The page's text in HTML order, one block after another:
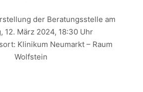
der Beratungsstelle am
12. März 2024, 18:30 Uhr
Klinikum Neumarkt – Raum
Wolfstein